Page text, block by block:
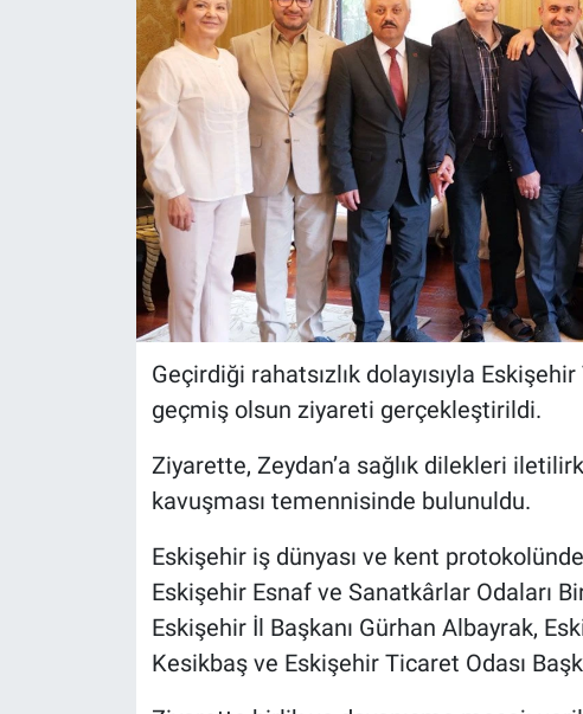
Geçirdiği rahatsızlık dolayısıyla
geçmiş olsun ziyareti gerçekleştirildi.
Ziyarette, Zeydan’a sağlık dilekleri
kavuşması temennisinde bulunuldu.
Eskişehir iş dünyası ve kent
Eskişehir Esnaf ve Sanatkârlar Odaları
Eskişehir İl Başkanı Gürhan Albayrak,
Kesikbaş ve Eskişehir Ticaret Odası
Magazin
Bilim ve Teknoloji